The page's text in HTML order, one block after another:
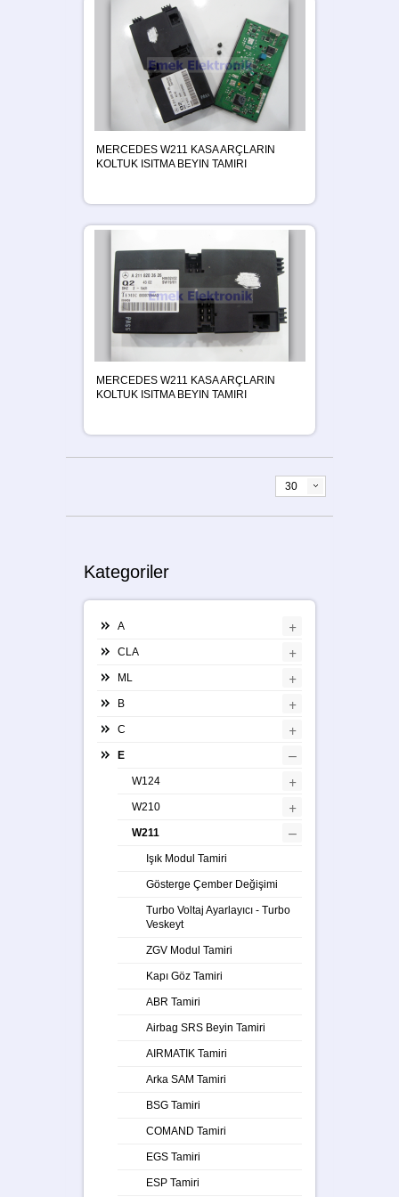
MERCEDES W211 KASA ARÇLARIN
KOLTUK ISITMA BEYIN TAMIRI
MERCEDES W211 KASA ARÇLARIN
KOLTUK ISITMA BEYIN TAMIRI
30
Kategoriler
A +
CLA +
ML +
B +
C +
E –
W124 +
W210 +
W211 –
Işık Modul Tamiri
Gösterge Çember Değişimi
Turbo Voltaj Ayarlayıcı - Turbo
Veskeyt
ZGV Modul Tamiri
Kapı Göz Tamiri
ABR Tamiri
Airbag SRS Beyin Tamiri
AIRMATIK Tamiri
Arka SAM Tamiri
BSG Tamiri
COMAND Tamiri
EGS Tamiri
ESP Tamiri